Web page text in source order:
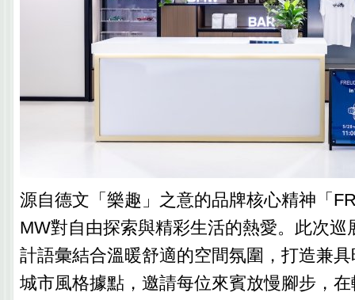
源自德文「樂趣」之意的品牌核心精神「
MW對自由探索與精彩生活的熱愛。此次巡
計語彙結合溫暖舒適的空間氛圍，打造兼
城市風格據點，邀請每位來賓放慢腳步，